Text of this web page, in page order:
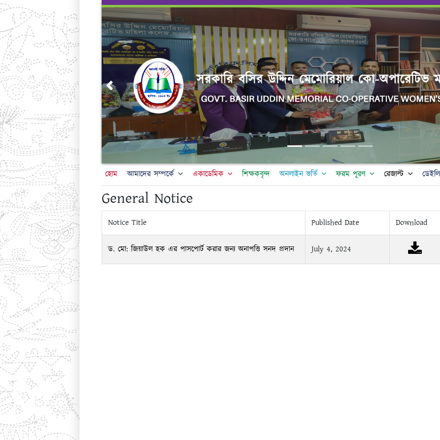
Skip
content
Previous
হোম আমাদের সম্পর্কে একাডেমিক শিক্ষকবৃন্দ অনলাইন ভর্তি ফরম পূরণ রেজাল্ট
General Notice
Notice Title Published Date Download
ড. মো: ‍জিয়াউল হক এর পাসপোর্ট করার জন্য অনাপত্তি সনদ প্রদান July 4, 2024